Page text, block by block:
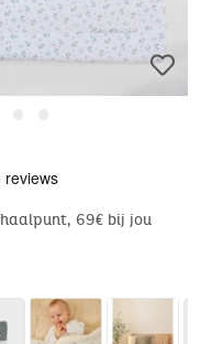
••
69€ bij jou